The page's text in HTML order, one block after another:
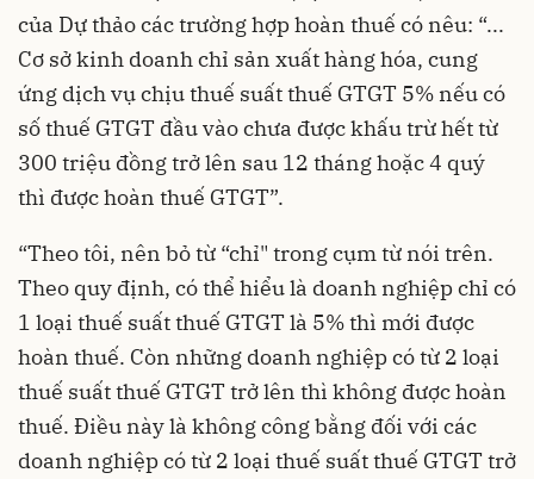
của Dự thảo các trường hợp hoàn thuế có nêu: “...
Cơ sở kinh doanh chỉ sản xuất hàng hóa, cung
ứng dịch vụ chịu thuế suất thuế GTGT 5% nếu có
số thuế GTGT đầu vào chưa được khấu trừ hết từ
300 triệu đồng trở lên sau 12 tháng hoặc 4 quý
thì được hoàn thuế GTGT”.
“Theo tôi, nên bỏ từ “chỉ" trong cụm từ nói trên.
Theo quy định, có thể hiểu là doanh nghiệp chỉ có
1 loại thuế suất thuế GTGT là 5% thì mới được
hoàn thuế. Còn những doanh nghiệp có từ 2 loại
thuế suất thuế GTGT trở lên thì không được hoàn
thuế. Điều này là không công bằng đối với các
doanh nghiệp có từ 2 loại thuế suất thuế GTGT trở